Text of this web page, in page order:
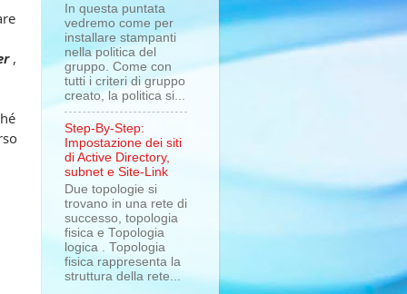
,
In questa puntata
vedremo come per
installare stampanti
nella politica del
gruppo. Come con
tutti i criteri di gruppo
creato, la politica si...
Step-By-Step:
Impostazione dei siti
di Active Directory,
subnet e Site-Link
Due topologie si
trovano in una rete di
successo, topologia
fisica e Topologia
logica . Topologia
fisica rappresenta la
struttura della rete...